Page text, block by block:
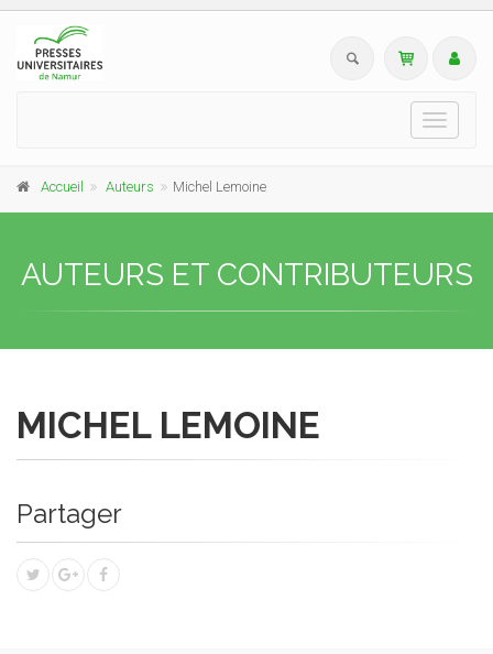
Toggle
Accueil Auteurs Michel Lemoine
AUTEURS ET CONTRIBUTEURS
MICHEL LEMOINE
Partager